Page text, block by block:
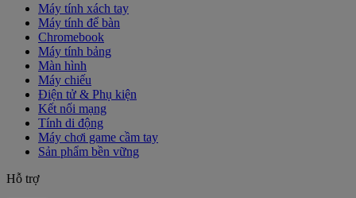
Máy tính xách tay
Máy tính để bàn
Chromebook
Máy tính bảng
Màn hình
Máy chiếu
Điện tử & Phụ kiện
Kết nối mạng
Tính di động
Máy chơi game cầm tay
Sản phẩm bền vững
Hỗ trợ